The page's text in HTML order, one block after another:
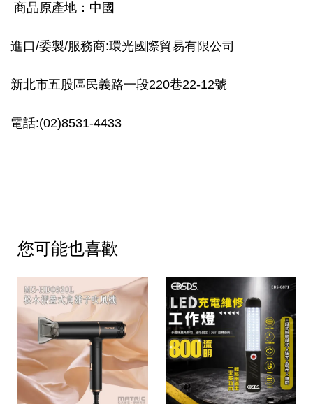
商品原產地：中國
進口/委製/服務商:環光國際貿易有限公司
新北市五股區民義路一段220巷22-12號
電話:(02)8531-4433
您可能也喜歡